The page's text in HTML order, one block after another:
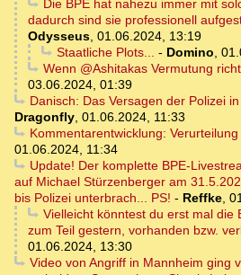
Die BPE hat nahezu immer mit
dadurch sind sie professionell
Odysseus, 01.06.2024, 13:19
Staatliche Plots... - Domino,
Wenn @Ashitakas Vermutung
03.06.2024, 01:39
Danisch: Das Versagen der Polizei
Dragonfly, 01.06.2024, 11:33
Kommentarentwicklung: Verurteilung
01.06.2024, 11:34
Update! Der komplette BPE-
auf Michael Stürzenberger am
bis Polizei unterbrach... PS! - Reffke,
Vielleicht könntest du erst mal die
zum Teil gestern, vorhanden bzw.
01.06.2024, 13:30
Video von Angriff in Mannheim ging